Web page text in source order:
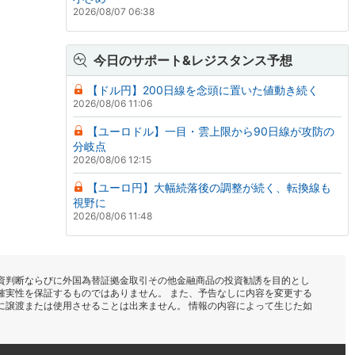
2026/08/07 06:38
今日のサポート&レジスタンス予想
【ドル円】200日線を念頭に置いた値動き続く
2026/08/06 11:06
【ユーロドル】一目・雲上限から90日線が攻防の
分岐点
2026/08/06 12:15
【ユーロ円】大幅続落後の調整が続く、転換線も
視野に
2026/08/06 11:48
断ならびに外国為替証拠金取引その他金融商品の投資勧誘を目的とし
性を保証するものではありません。 また、予告なしに内容を変更する
渡または使用させることは出来ません。 情報の内容によって生じた如